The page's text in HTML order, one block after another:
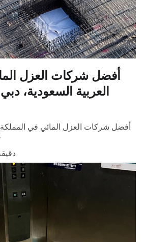
أفضل شركات العزل
العربية السعودية،
أفضل شركات العزل المائي في المملكة
1